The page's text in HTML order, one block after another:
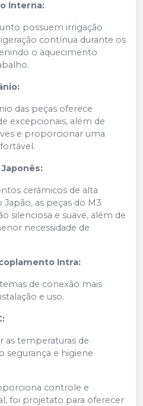
Interna:
possuem irrigação
contínua durante os
o aquecimento
das peças oferece
excepcionais, além de
e proporcionar uma
cerâmicos de alta
as peças do M3
silenciosa e suave, além de
necessidade de
Intra:
de conexão mais
e uso.
as temperaturas de
segurança e higiene
controle e
foi projetato para oferecer